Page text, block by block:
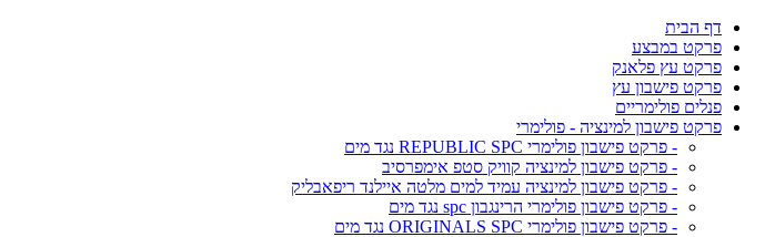
דף הבית
פרקט במבצע
פרקט עץ פלאנק
פרקט פישבון עץ
פנלים פולימריים
פרקט פישבון למינציה - פולימרי
- פרקט פישבון פולימרי REPUBLIC SPC נגד מים
- פרקט פישבון למינציה קוויק סטפ אימפרסיב
- פרקט פישבון למינציה עמיד למים מלטה איילנד ריפאבליק
- פרקט פישבון פולימרי הרינגבון spc נגד מים
- פרקט פישבון פולימרי ORIGINALS SPC נגד מים